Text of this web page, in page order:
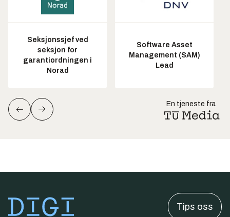
Seksjonssjef ved
seksjon for
garantiordningen i
Norad
Software Asset
Management (SAM)
Lead
En tjeneste fra
Tips oss